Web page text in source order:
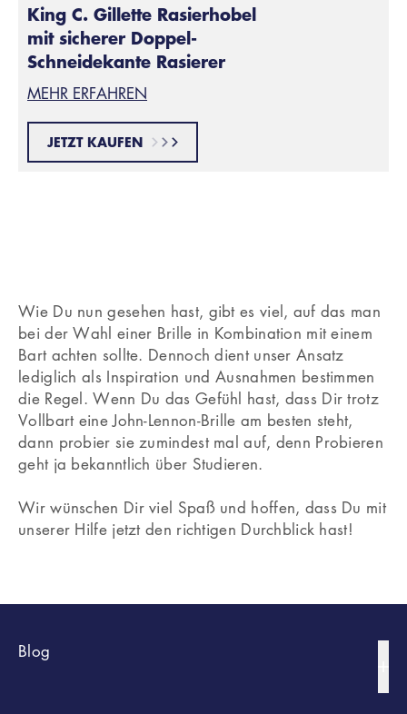
King C. Gillette Rasierhobel
mit sicherer Doppel-
Schneidekante Rasierer
MEHR ERFAHREN
JETZT KAUFEN
Wie Du nun gesehen hast, gibt es viel, auf das man
bei der Wahl einer Brille in Kombination mit einem
Bart achten sollte. Dennoch dient unser Ansatz
lediglich als Inspiration und Ausnahmen bestimmen
die Regel. Wenn Du das Gefühl hast, dass Dir trotz
Vollbart eine John-Lennon-Brille am besten steht,
dann probier sie zumindest mal auf, denn Probieren
geht ja bekanntlich über Studieren.
Wir wünschen Dir viel Spaß und hoffen, dass Du mit
unserer Hilfe jetzt den richtigen Durchblick hast!
Blog